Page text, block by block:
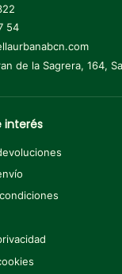
54
de la Sagrera, 164,
interés